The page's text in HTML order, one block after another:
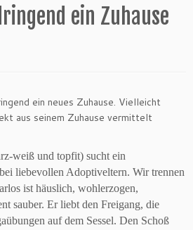
ein Zuhause
ein neues Zuhause. Vielleicht
aus seinem Zuhause vermittelt
weiß und topfit) sucht ein
liebevollen Adoptiveltern. Wir trennen
ist häuslich, wohlerzogen,
sauber. Er liebt den Freigang, die
auf dem Sessel. Den Schoß